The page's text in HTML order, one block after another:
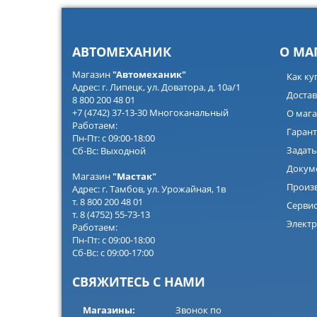
АВТОМЕХАНИК
Магазин"Автомеханик"
Адрес: г. Липецк, ул. Доватора, д. 10а/1
8 800 200 48 01
+7 (4742) 37-13-30 Многоканальный
Работаем:
Пн-Пт: с 09:00-18:00
Сб-Вс: Выходной
Магазин "Мастак"
Адрес: г. Тамбов, ул. Урожайная, 1в
т. 8 800 200 48 01
т. 8 (4752) 55-73-13
Работаем:
Пн-Пт: с 09:00-18:00
Сб-Вс: с 09:00-17:00
СВЯЖИТЕСЬ С НАМИ
Магазины: Звонок по
О
Как
О
Сервис